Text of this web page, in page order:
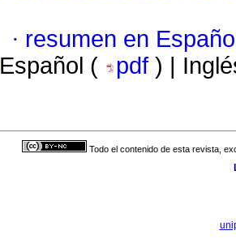
· resumen en
Español ( pdf ) |
Todo el contenido de esta revista,